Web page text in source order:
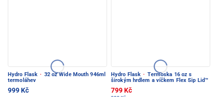
Hydro Flask · 32 oz Wide Mouth 946ml
termoláhev
999 Kč
Hydro Flask · Termoska 16 oz s
širokým hrdlem a víčkem Flex Sip Lid™
799 Kč